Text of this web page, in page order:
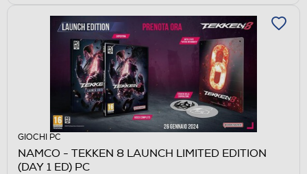
GIOCHI PC
NAMCO - TEKKEN 8 LAUNCH LIMITED EDITION
(DAY 1 ED) PC